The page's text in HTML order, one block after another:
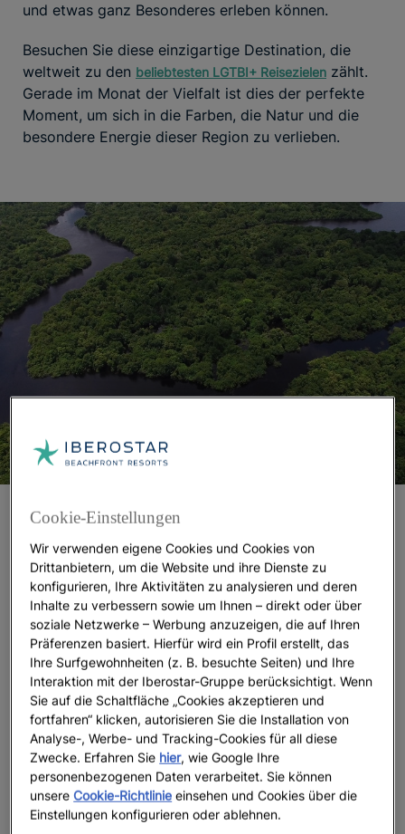
und etwas ganz Besonderes erleben können.
Besuchen Sie diese einzigartige Destination, die
weltweit zu den beliebtesten LGTBI+ Reisezielen zählt.
Gerade im Monat der Vielfalt ist dies der perfekte
Moment, um sich in die Farben, die Natur und die
besondere Energie dieser Region zu verlieben.
7 Fakten über den brasilianischen Amazonas
1. Der Mythos vom „20 % des weltweiten
Sauerstoffs“ – und sein unschätzbarer
Klimawert
Vielleicht haben auch Sie schon einmal gehört, dass
der Amazonas „die grüne Lunge der Erde“ sei.
Tatsächlich ist dieses Bild weit verbreitet, doch es
hält wissenschaftlich nicht ganz stand. Denn nahezu
der gesamte Sauerstoff, den das riesige Ökosystem
produziert – etwa 20 Prozent des globalen Anteils –
wird auch innerhalb desselben wieder verbraucht.
Der Grund liegt im natürlichen Zellstoffwechsel der
Pflanzen. Sie geben Sauerstoff über ihre Blätter ab,
Cookie-Einstellungen
Wir verwenden eigene Cookies und Cookies von
Drittanbietern, um die Website und ihre Dienste zu
konfigurieren, Ihre Aktivitäten zu analysieren und deren
Inhalte zu verbessern sowie um Ihnen – direkt oder über
soziale Netzwerke – Werbung anzuzeigen, die auf Ihren
Präferenzen basiert. Hierfür wird ein Profil erstellt, das
Ihre Surfgewohnheiten (z. B. besuchte Seiten) und Ihre
Interaktion mit der Iberostar-Gruppe berücksichtigt. Wenn
Sie auf die Schaltfläche „Cookies akzeptieren und
fortfahren“ klicken, autorisieren Sie die Installation von
Analyse-, Werbe- und Tracking-Cookies für all diese
Zwecke. Erfahren Sie hier, wie Google Ihre
personenbezogenen Daten verarbeitet. Sie können
unsereCookie-Richtlinie einsehen und Cookies über die
Einstellungen konfigurieren oder ablehnen.